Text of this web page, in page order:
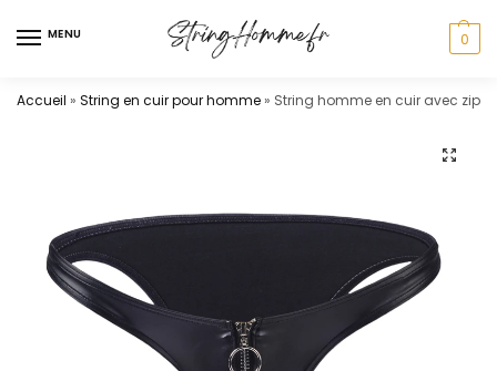
MENU 0
Accueil » String en cuir pour homme» String homme en cuir avec zip à